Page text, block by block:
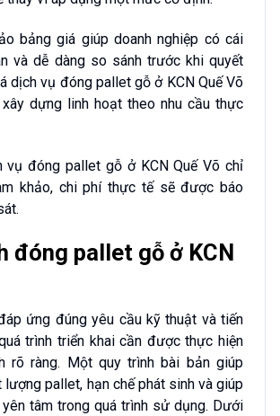
bảng giá giúp doanh nghiệp có cái
và dễ dàng so sánh trước khi quyết
dịch vụ đóng pallet gỗ ở KCN Quế Võ
dựng linh hoạt theo nhu cầu thực
vụ đóng pallet gỗ ở KCN Quế Võ chỉ
khảo, chi phí thực tế sẽ được báo
đóng pallet gỗ ở KCN
ứng đúng yêu cầu kỹ thuật và tiến
trình triển khai cần được thực hiện
rõ ràng. Một quy trình bài bản giúp
pallet, hạn chế phát sinh và giúp
yên tâm trong quá trình sử dụng. Dưới